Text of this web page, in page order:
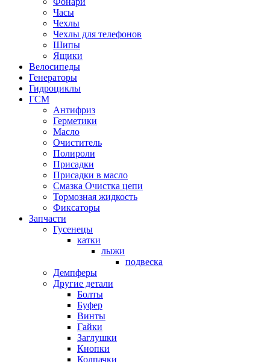
Часы
Чехлы
Чехлы для телефонов
Шипы
Ящики
Велосипеды
Генераторы
Гидроциклы
ГСМ
Антифриз
Герметики
Масло
Очиститель
Полироли
Присадки
Присадки в масло
Смазка Очистка цепи
Тормозная жидкость
Фиксаторы
Запчасти
Гусенецы
катки
лыжи
подвеска
Демпферы
Другие детали
Болты
Буфер
Винты
Гайки
Заглушки
Кнопки
Колпачки